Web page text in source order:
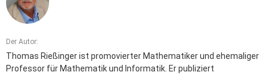
Der Autor:
Thomas Rießinger ist promovierter Mathematiker und ehemaliger
Professor für Mathematik und Informatik. Er publiziert